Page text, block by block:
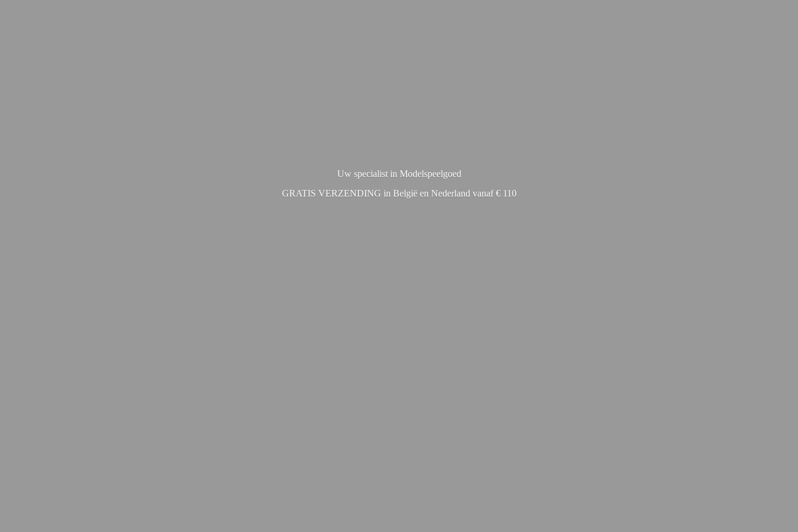
Uw specialist in Modelspeelgoed
GRATIS VERZENDING in België en Nederland vanaf € 110